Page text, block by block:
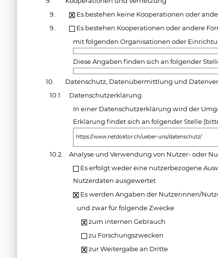
9..
Es bestehen keine Kooperationen oder
9..
Es bestehen Kooperationen oder andere
mit folgenden Organisationen oder
Diese Angaben finden sich an folgender
10.
Datenschutz, Datenübermittlung und
10.1.
Datenschutzerklärung
In einer Datenschutzerklärung wird der
Erklärung findet sich an folgender Stelle
https://www.netdoktor.ch/ueber-uns/datenschutz/
10.2.
Analyse und Verwendung von Nutzer- oder
Es erfolgt weder eine nutzerbezogene
Nutzerdaten ausgewertet
Es werden Angaben der Nutzerinnen/
und zwar für folgende Zwecke
zum internen Gebrauch
zu Forschungszwecken
zur Weitergabe an Dritte